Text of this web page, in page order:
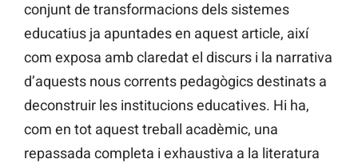
conjunt de transformacions dels sistemes
educatius ja apuntades en aquest article, així
com exposa amb claredat el discurs i la narrativa
d’aquests nous corrents pedagògics destinats a
deconstruir les institucions educatives. Hi ha,
com en tot aquest treball acadèmic, una
repassada completa i exhaustiva a la literatura